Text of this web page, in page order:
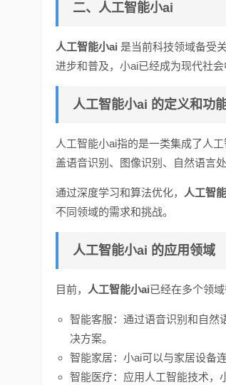
二、人工智能小ai
人工智能小ai 是当前科技领域备受
进步和普及，小ai已经成为现代社会
人工智能小ai 的定义和功
人工智能小ai指的是一类集成了人
盖语音识别、图像识别、自然语言
通过深度学习和算法优化， 人工智
不同领域的需求和挑战。
人工智能小ai 的应用领域
目前， 人工智能小ai已经在多个领
智能客服：通过语音识别和自然
决方案。
智能家居：小ai可以与家居设备
智能医疗：应用人工智能技术，